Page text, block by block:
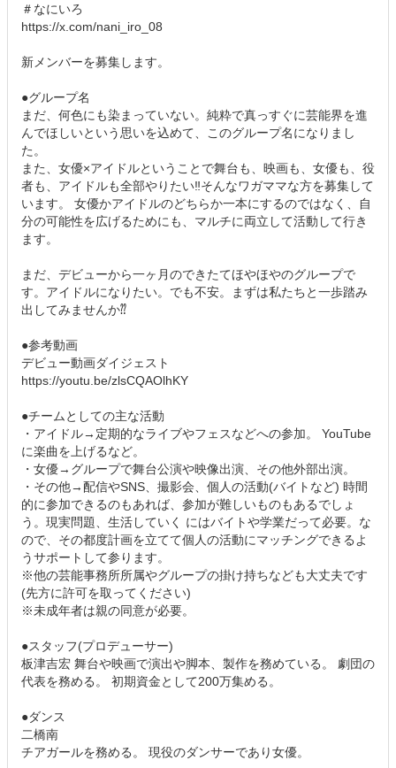
＃なにいろ
https://x.com/nani_iro_08
新メンバーを募集します。
●グループ名
まだ、何色にも染まっていない。純粋で真っすぐに芸能界を進
んでほしいという思いを込めて、このグループ名になりまし
た。
また、女優×アイドルということで舞台も、映画も、女優も、役
者も、アイドルも全部やりたい‼そんなワガママな方を募集して
います。 女優かアイドルのどちらか一本にするのではなく、自
分の可能性を広げるためにも、マルチに両立して活動して行き
ます。
まだ、デビューから一ヶ月のできたてほやほやのグループで
す。アイドルになりたい。でも不安。まずは私たちと一歩踏み
出してみませんか⁇
●参考動画
デビュー動画ダイジェスト
https://youtu.be/zlsCQAOlhKY
●チームとしての主な活動
・アイドル→定期的なライブやフェスなどへの参加。 YouTube
に楽曲を上げるなど。
・女優→グループで舞台公演や映像出演、その他外部出演。
・その他→配信やSNS、撮影会、個人の活動(バイトなど) 時間
的に参加できるのもあれば、参加が難しいものもあるでしょ
う。現実問題、生活していく にはバイトや学業だって必要。な
ので、その都度計画を立てて個人の活動にマッチングできるよ
うサポートして参ります。
※他の芸能事務所所属やグループの掛け持ちなども大丈夫です
(先方に許可を取ってください)
※未成年者は親の同意が必要。
●スタッフ(プロデューサー)
板津吉宏 舞台や映画で演出や脚本、製作を務めている。 劇団の
代表を務める。 初期資金として200万集める。
●ダンス
二橋南
チアガールを務める。 現役のダンサーであり女優。